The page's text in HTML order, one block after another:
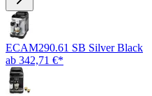
ECAM290.61 SB Silver Black
ab 342,71 €*